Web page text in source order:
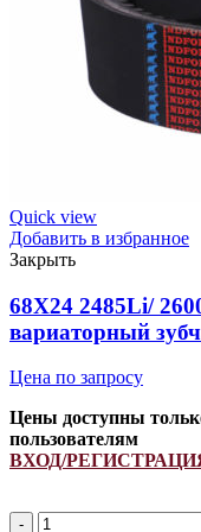
Quick view
Добавить в избранное
Закрыть
68X24 2485Li/
вариаторный
Цена по запросу
Цены доступны
пользователям
ВХОД/
Количество